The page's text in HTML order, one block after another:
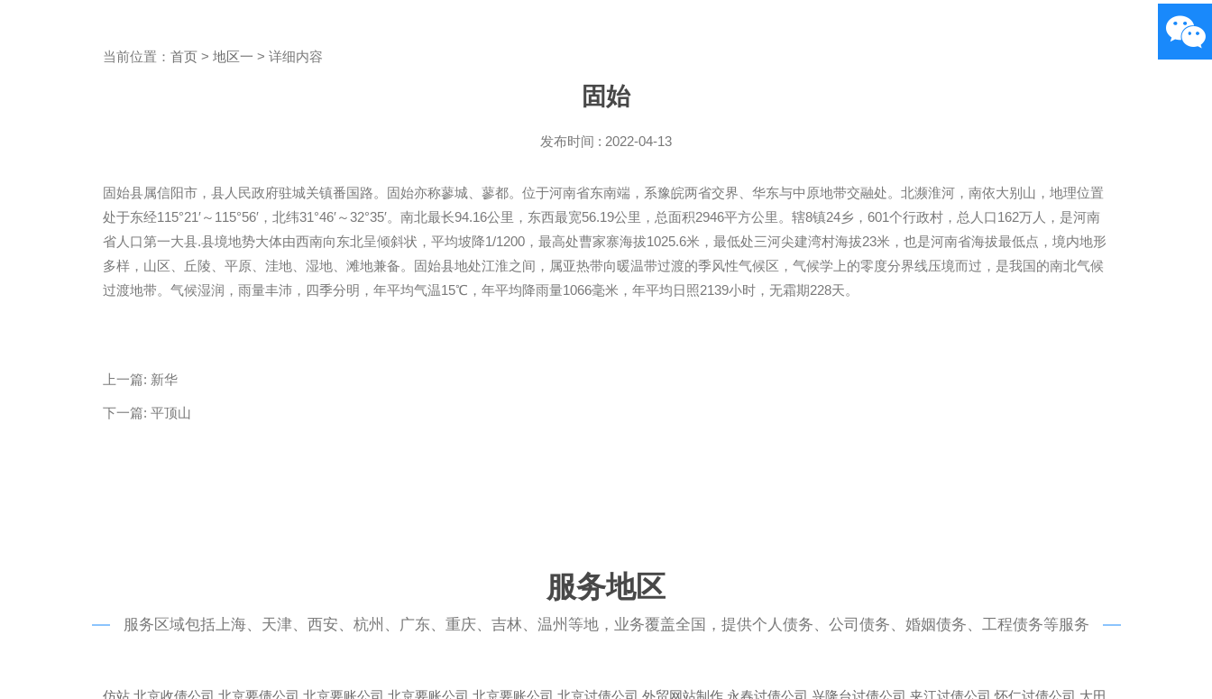
当前位置： 首页 > 地区一 > 详细内容
固始
发布时间 : 2022-04-13
固始县属信阳市，县人民政府驻城关镇番国路。固始亦称蓼城、蓼都。位于河南省东南端，系豫皖两省交界、华东与中原地带交融处。北濒淮河，南依大别山，地理位置
处于东经115°21′～115°56′，北纬31°46′～32°35′。南北最长94.16公里，东西最宽56.19公里，总面积2946平方公里。辖8镇24乡，601个行政村，总人口162万人，是河南
省人口第一大县.县境地势大体由西南向东北呈倾斜状，平均坡降1/1200，最高处曹家寨海拔1025.6米，最低处三河尖建湾村海拔23米，也是河南省海拔最低点，境内地形
多样，山区、丘陵、平原、洼地、湿地、滩地兼备。固始县地处江淮之间，属亚热带向暖温带过渡的季风性气候区，气候学上的零度分界线压境而过，是我国的南北气候
过渡地带。气候湿润，雨量丰沛，四季分明，年平均气温15℃，年平均降雨量1066毫米，年平均日照2139小时，无霜期228天。
上一篇: 新华
下一篇: 平顶山
服务地区
服务区域包括上海、天津、西安、杭州、广东、重庆、吉林、温州等地，业务覆盖全国，提供个人债务、公司债务、婚姻债务、工程债务等服务
仿站 北京收债公司 北京要债公司 北京要账公司 北京要账公司 北京要账公司 北京讨债公司 外贸网站制作 永春讨债公司 兴隆台讨债公司 夹江讨债公司 怀仁讨债公司 大田